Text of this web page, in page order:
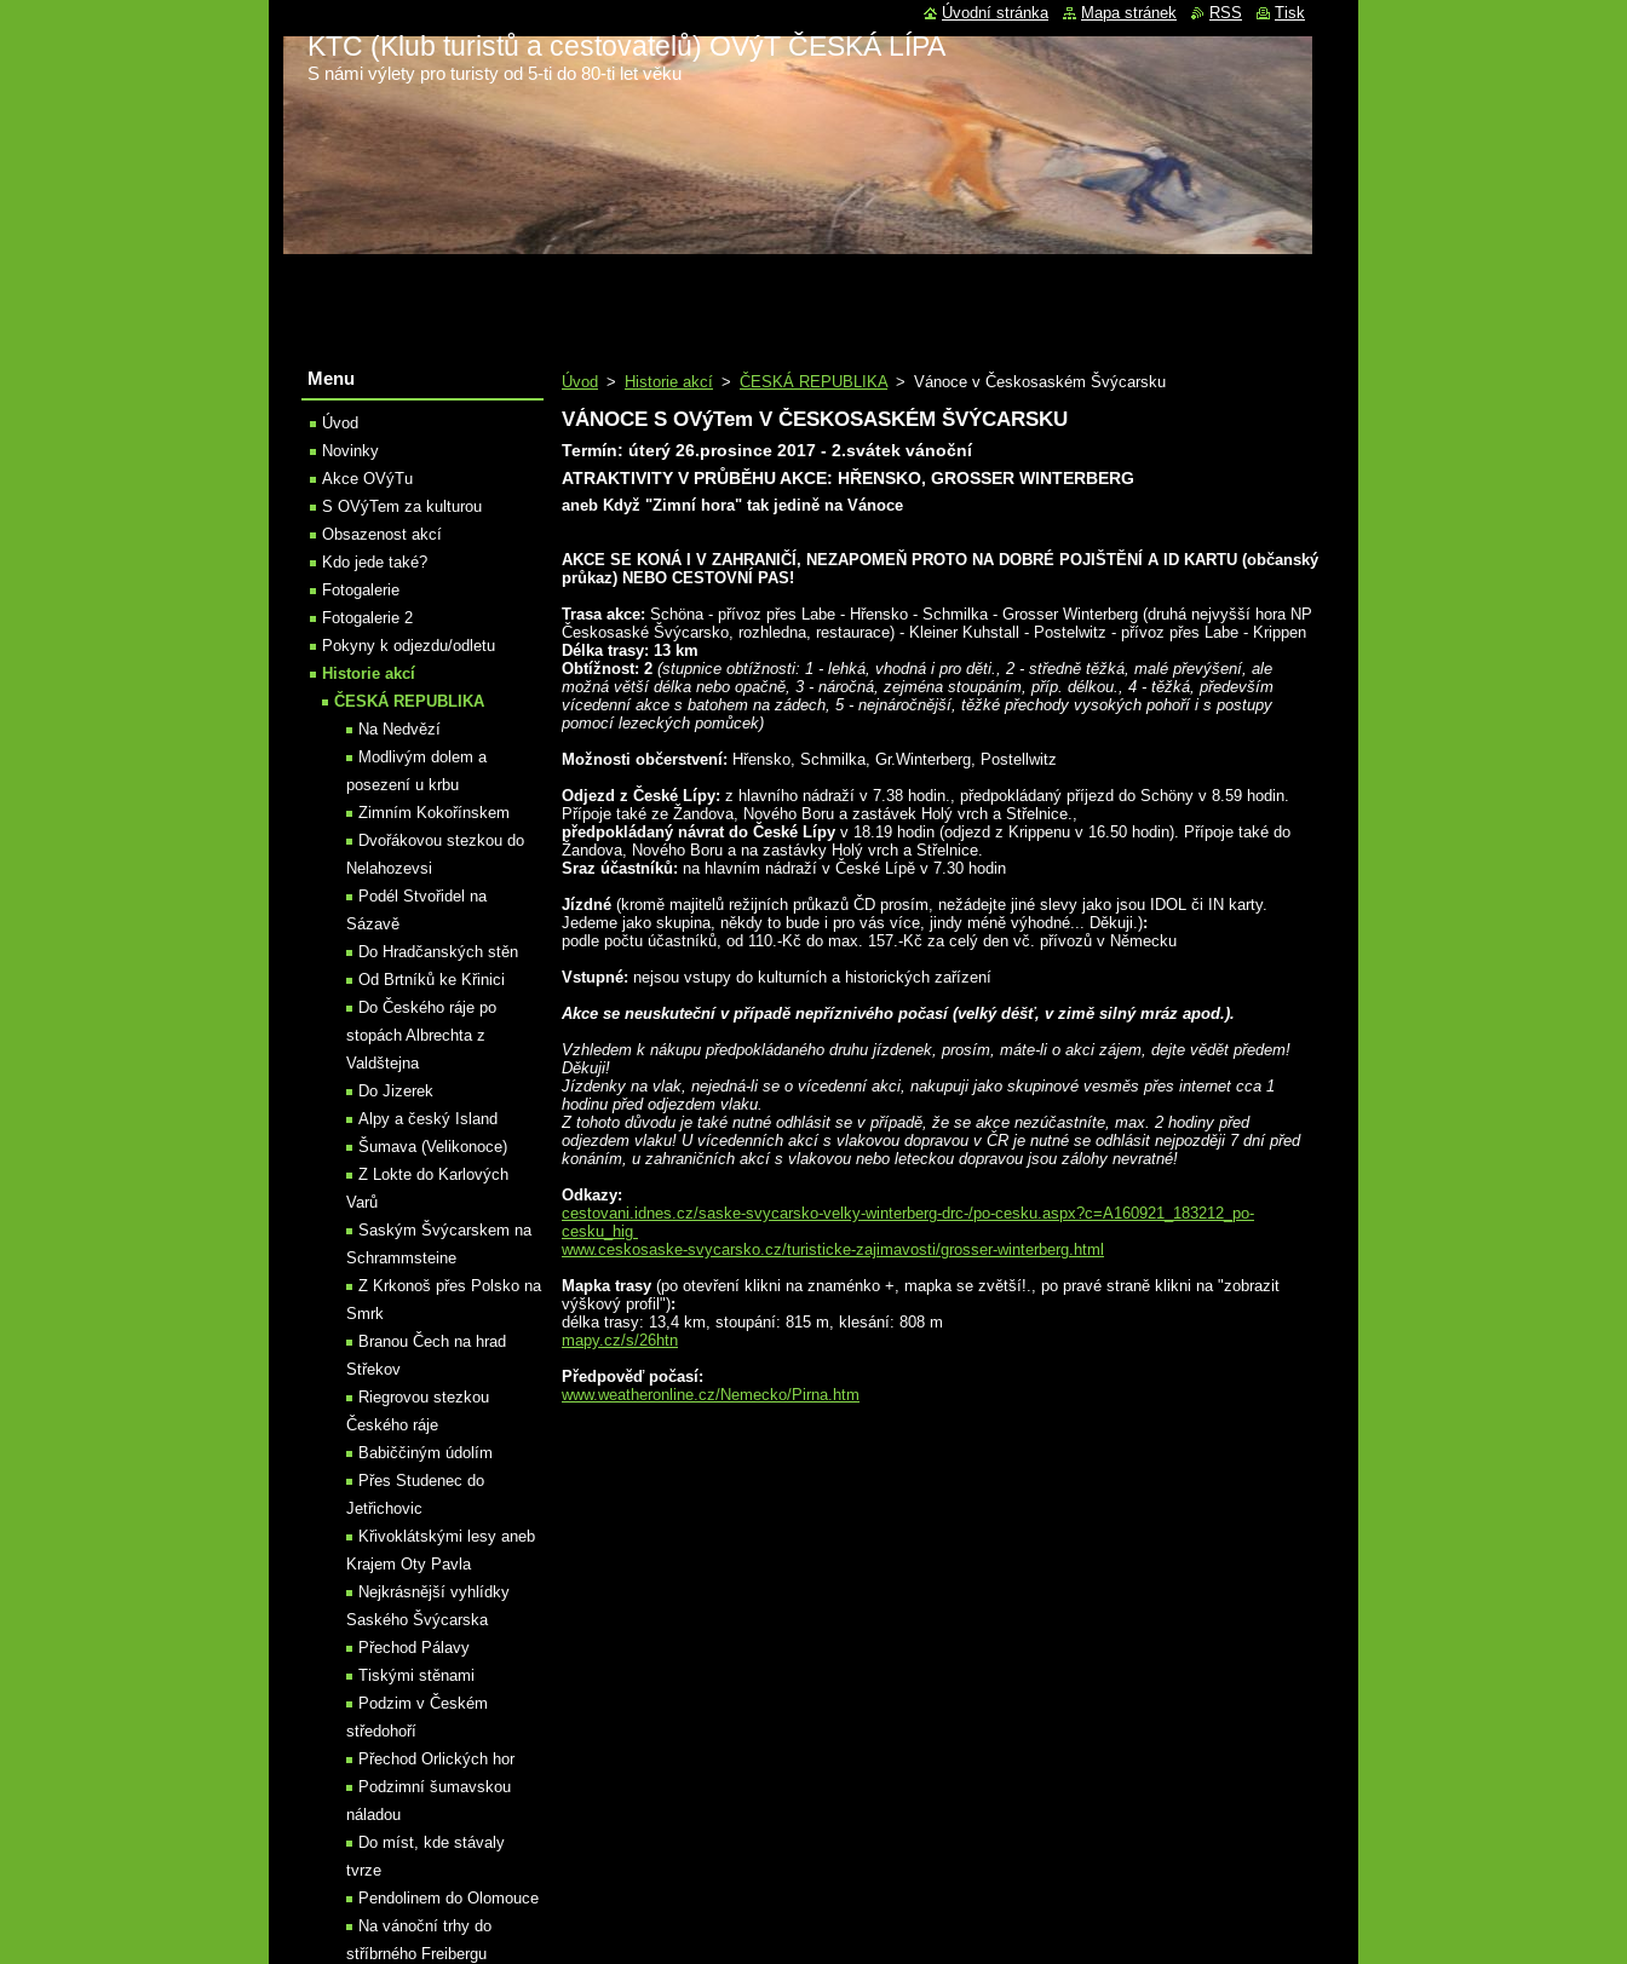
KTC (Klub turistů a cestovatelů) OVýT ČESKÁ LÍPA
S námi výlety pro turisty od 5-ti do 80-ti let věku
Úvod > Historie akcí > ČESKÁ REPUBLIKA > Vánoce v Českosaském Švýcarsku
VÁNOCE S OVýTem V ČESKOSASKÉM ŠVÝCARSKU
Termín: úterý 26.prosince 2017 - 2.svátek vánoční
ATRAKTIVITY V PRŮBĚHU AKCE: HŘENSKO, GROSSER WINTERBERG
aneb Když "Zimní hora" tak jedině na Vánoce
AKCE SE KONÁ I V ZAHRANIČÍ, NEZAPOMEŇ PROTO NA DOBRÉ POJIŠTĚNÍ A ID KARTU (občanský
průkaz) NEBO CESTOVNÍ PAS!
Trasa akce: Schöna - přívoz přes Labe - Hřensko - Schmilka - Grosser Winterberg (druhá nejvyšší hora NP
Českosaské Švýcarsko, rozhledna, restaurace) - Kleiner Kuhstall - Postelwitz - přívoz přes Labe - Krippen
Délka trasy: 13 km
Obtížnost: 2 (stupnice obtížnosti: 1 - lehká, vhodná i pro děti., 2 - středně těžká, malé převýšení, ale
možná větší délka nebo opačně, 3 - náročná, zejména stoupáním, příp. délkou., 4 - těžká, především
vícedenní akce s batohem na zádech, 5 - nejnáročnější, těžké přechody vysokých pohoří i s postupy
pomocí lezeckých pomůcek)
Možnosti občerstvení: Hřensko, Schmilka, Gr.Winterberg, Postellwitz
Odjezd z České Lípy: z hlavního nádraží v 7.38 hodin., předpokládaný příjezd do Schöny v 8.59 hodin.
Přípoje také ze Žandova, Nového Boru a zastávek Holý vrch a Střelnice.,
předpokládaný návrat do České Lípy v 18.19 hodin (odjezd z Krippenu v 16.50 hodin). Přípoje také do
Žandova, Nového Boru a na zastávky Holý vrch a Střelnice.
Sraz účastníků: na hlavním nádraží v České Lípě v 7.30 hodin
Jízdné (kromě majitelů režijních průkazů ČD prosím, nežádejte jiné slevy jako jsou IDOL či IN karty.
Jedeme jako skupina, někdy to bude i pro vás více, jindy méně výhodné... Děkuji.):
podle počtu účastníků, od 110.-Kč do max. 157.-Kč za celý den vč. přívozů v Německu
Vstupné: nejsou vstupy do kulturních a historických zařízení
Akce se neuskuteční v případě nepříznivého počasí (velký déšť, v zimě silný mráz apod.).
Vzhledem k nákupu předpokládaného druhu jízdenek, prosím, máte-li o akci zájem, dejte vědět předem!
Děkuji!
Jízdenky na vlak, nejedná-li se o vícedenní akci, nakupuji jako skupinové vesměs přes internet cca 1
hodinu před odjezdem vlaku.
Z tohoto důvodu je také nutné odhlásit se v případě, že se akce nezúčastníte, max. 2 hodiny před
odjezdem vlaku! U vícedenních akcí s vlakovou dopravou v ČR je nutné se odhlásit nejpozději 7 dní před
konáním, u zahraničních akcí s vlakovou nebo leteckou dopravou jsou zálohy nevratné!
Odkazy:
cestovani.idnes.cz/saske-svycarsko-velky-winterberg-drc-/po-cesku.aspx?c=A160921_183212_po-
cesku_hig
www.ceskosaske-svycarsko.cz/turisticke-zajimavosti/grosser-winterberg.html
Mapka trasy (po otevření klikni na znaménko +, mapka se zvětší!., po pravé straně klikni na "zobrazit
výškový profil"):
délka trasy: 13,4 km, stoupání: 815 m, klesání: 808 m
mapy.cz/s/26htn
Předpověď počasí:
www.weatheronline.cz/Nemecko/Pirna.htm
Menu
Úvod
Novinky
Akce OVýTu
S OVýTem za kulturou
Obsazenost akcí
Kdo jede také?
Fotogalerie
Fotogalerie 2
Pokyny k odjezdu/odletu
Historie akcí
ČESKÁ REPUBLIKA
Na Nedvězí
Modlivým dolem a
posezení u krbu
Zimním Kokořínskem
Dvořákovou stezkou do
Nelahozevsi
Podél Stvořidel na
Sázavě
Do Hradčanských stěn
Od Brtníků ke Křinici
Do Českého ráje po
stopách Albrechta z
Valdštejna
Do Jizerek
Alpy a český Island
Šumava (Velikonoce)
Z Lokte do Karlových
Varů
Saským Švýcarskem na
Schrammsteine
Z Krkonoš přes Polsko na
Smrk
Branou Čech na hrad
Střekov
Riegrovou stezkou
Českého ráje
Babiččiným údolím
Přes Studenec do
Jetřichovic
Křivoklátskými lesy aneb
Krajem Oty Pavla
Nejkrásnější vyhlídky
Saského Švýcarska
Přechod Pálavy
Tiskými stěnami
Podzim v Českém
středohoří
Přechod Orlických hor
Podzimní šumavskou
náladou
Do míst, kde stávaly
tvrze
Pendolinem do Olomouce
Na vánoční trhy do
stříbrného Freibergu
Úvodní stránka Mapa stránek RSS Tisk